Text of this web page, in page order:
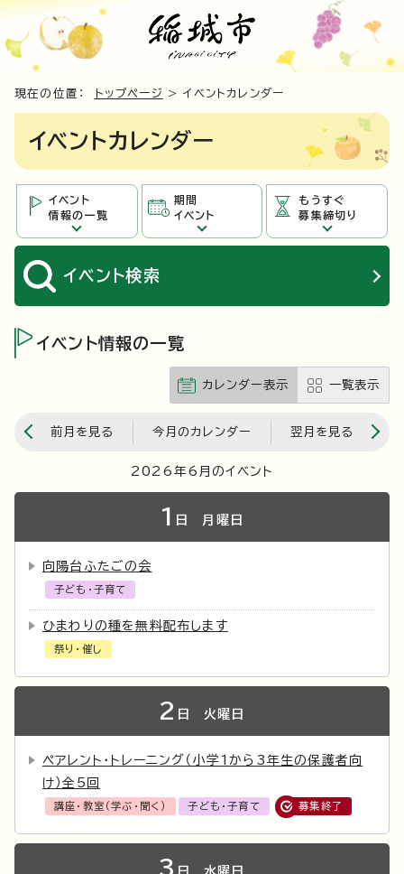
現在の位置： トップページ > イベントカレンダー
イベントカレンダー
イベント
情報の一覧
期間
イベント
もうすぐ
募集締切り
イベント検索
イベント情報の一覧
カレンダー表示 一覧表示
前月を見る 今月のカレンダー 翌月を見る
2026年6月のイベント
1 日 月曜日
向陽台ふたごの会
子ども・子育て
ひまわりの種を無料配布します
祭り・催し
2 日 火曜日
ペアレント・トレーニング（小学1から3年生の保護者向
け）全5回
講座・教室（学ぶ・聞く） 子ども・子育て 募集終了
3 日 水曜日